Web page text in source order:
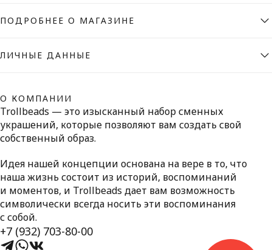
ПОДРОБНЕЕ О МАГАЗИНЕ
ЛИЧНЫЕ ДАННЫЕ
О КОМПАНИИ
Trollbeads — это изысканный набор сменных
украшений, которые позволяют вам создать свой
собственный образ.
Идея нашей концепции основана на вере в то, что
наша жизнь состоит из историй, воспоминаний
и моментов, и Trollbeads дает вам возможность
символически всегда носить эти воспоминания
с собой.
+7 (932) 703-80-00